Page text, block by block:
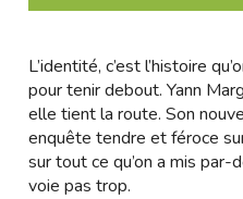
L’identité, c’est l’histoire
pour tenir debout. Yann
elle tient la route. Son
enquête tendre et féroce
sur tout ce qu’on a mis par-
voie pas trop.